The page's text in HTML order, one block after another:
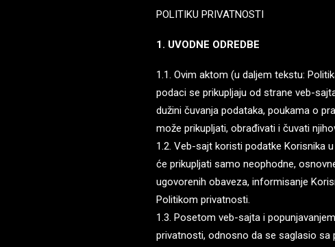
POLITIKU PRIVATNOSTI
1. UVODNE ODREDBE
1.1. Ovim aktom (u daljem tekstu:
podaci se prikupljaju od strane veb-
dužini čuvanja podataka, poukama o
može prikupljati, obrađivati i čuvati
1.2. Veb-sajt koristi podatke Korisnika
će prikupljati samo neophodne,
ugovorenih obaveza, informisanje
Politikom privatnosti.
1.3. Posetom veb-sajta i
privatnosti, odnosno da se saglasio sa